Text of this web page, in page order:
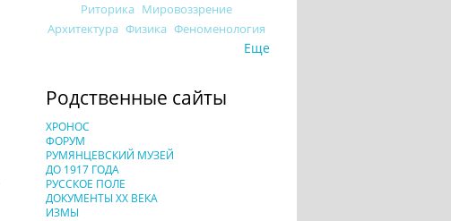
Риторика Мировоззрение
Архитектура Физика Феноменология
Еще
Родственные сайты
ХРОНОС
ФОРУМ
РУМЯНЦЕВСКИЙ МУЗЕЙ
ДО 1917 ГОДА
РУССКОЕ ПОЛЕ
ДОКУМЕНТЫ XX ВЕКА
ИЗМЫ